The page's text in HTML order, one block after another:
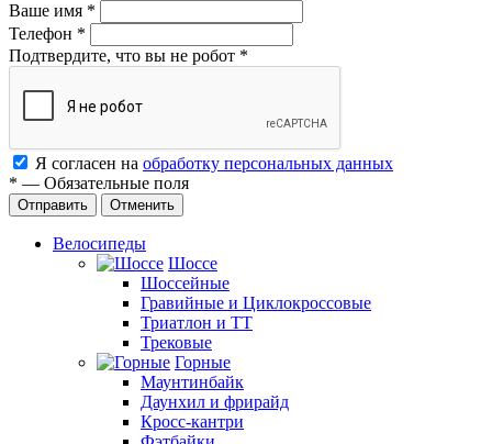
Ваше имя *
Телефон *
Подтвердите, что вы не робот *
Я согласен на обработку персональных данных
* — Обязательные поля
Отменить
Велосипеды
Шоссе
Шоссейные
Гравийные и Циклокроссовые
Триатлон и ТТ
Трековые
Горные
Маунтинбайк
Даунхил и фрирайд
Кросс-кантри